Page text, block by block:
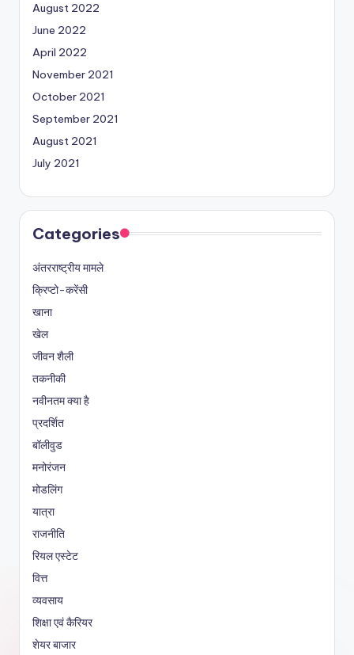
August 2022
June 2022
April 2022
November 2021
October 2021
September 2021
August 2021
July 2021
Categories
अंतरराष्ट्रीय मामले
क्रिप्टो-करेंसी
खाना
खेल
जीवन शैली
तकनीकी
नवीनतम क्या है
प्रदर्शित
बॉलीवुड
मनोरंजन
मोडलिंग
यात्रा
राजनीति
रियल एस्टेट
वित्त
व्यवसाय
शिक्षा एवं कैरियर
शेयर बाजार